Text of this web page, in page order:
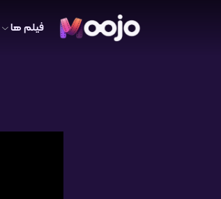
فیلم ها